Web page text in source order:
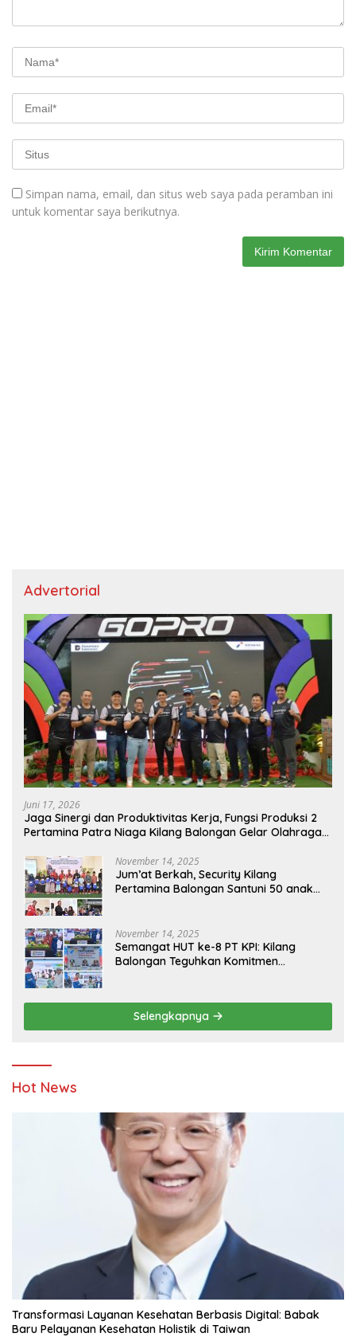
Simpan nama, email, dan situs web saya pada peramban ini
untuk komentar saya berikutnya.
Advertorial
Juni 17, 2026
Jaga Sinergi dan Produktivitas Kerja, Fungsi Produksi 2
Pertamina Patra Niaga Kilang Balongan Gelar Olahraga
November 14, 2025
Jum’at Berkah, Security Kilang
Pertamina Balongan Santuni 50 anak
November 14, 2025
Semangat HUT ke-8 PT KPI: Kilang
Balongan Teguhkan Komitmen
Pendidikan
Selengkapnya
Hot News
Transformasi Layanan Kesehatan Berbasis Digital: Babak
Baru Pelayanan Kesehatan Holistik di Taiwan